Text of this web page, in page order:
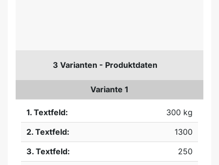
3 Varianten - Produktdaten
Variante 1
1. Textfeld:
300 kg
2. Textfeld:
1300
3. Textfeld:
250